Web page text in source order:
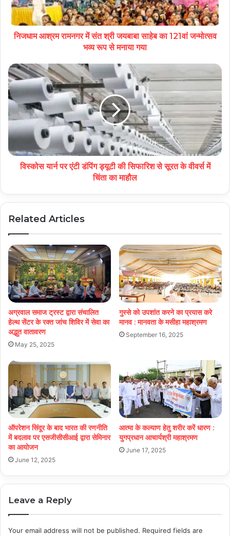
निजधाम आश्रम रामनगर में संत श्री जयबाबा साहेब का 121वां जन्मोत्सव
भव्य रूप से मनाया गया
विस्कोस यार्न पर एंटी डंपिंग ड्यूटी की सिफारिश से सूरत के वीवर्स में
चिंता का माहौल
Related Articles
अग्रवाल समाज ट्रस्ट द्वारा संचालित
हेल्थ सेंटर के रक्त जांच शिविर में सेवा का
अद्भुत वातावरण
May 25, 2025
गुस्से को उपशांत करने का प्रयास करे
मानव : मानवता के मसीहा महाश्रमण
September 16, 2025
ऑपरेशन सिंदूर के बाद भारत की रणनीति
में बदलाव पर एसजीसीसीआई द्वारा सेमिनार
का आयोजन
June 12, 2025
आत्मा के कल्याण हेतु शरीर करें धारण :
युगप्रधान आचार्यश्री महाश्रमण
June 17, 2025
Leave a Reply
Your email address will not be published. Required fields are